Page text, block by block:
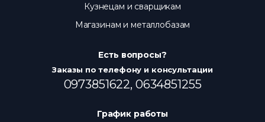
Кузнецам и сварщикам
Магазинам и металлобазам
Есть вопросы?
Заказы по телефону и консультации
0973851622, 0634851255
График работы